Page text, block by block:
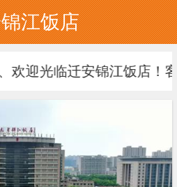
江饭店
欢迎光临迁安锦江饭店！